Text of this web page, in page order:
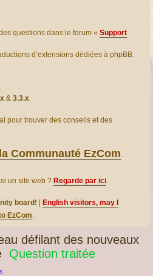
questions dans le forum « Support
d’extensions dédiées à phpBB.
;
& 3.3.x.
pour trouver des conseils et des
Communauté EzCom.
un site web ? Regarde par ici.
board!
English visitors, may I
EzCom.
défilant des nouveaux
Question traitée